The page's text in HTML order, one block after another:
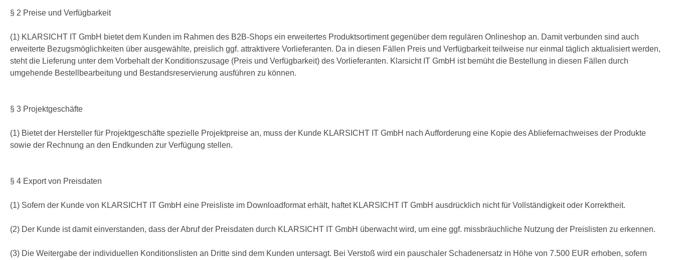
§ 2 Preise und Verfügbarkeit
(1) KLARSICHT IT GmbH bietet dem Kunden im Rahmen des B2B-Shops ein erweitertes Produktsortiment gegenüber dem regulären Onlineshop an. Damit verbunden sind auch
erweiterte Bezugsmöglichkeiten über ausgewählte, preislich ggf. attraktivere Vorlieferanten. Da in diesen Fällen Preis und Verfügbarkeit teilweise nur einmal täglich aktualisiert werden,
steht die Lieferung unter dem Vorbehalt der Konditionszusage (Preis und Verfügbarkeit) des Vorlieferanten. Klarsicht IT GmbH ist bemüht die Bestellung in diesen Fällen durch
umgehende Bestellbearbeitung und Bestandsreservierung ausführen zu können.
§ 3 Projektgeschäfte
(1) Bietet der Hersteller für Projektgeschäfte spezielle Projektpreise an, muss der Kunde KLARSICHT IT GmbH nach Aufforderung eine Kopie des Abliefernachweises der Produkte
sowie der Rechnung an den Endkunden zur Verfügung stellen.
§ 4 Export von Preisdaten
(1) Sofern der Kunde von KLARSICHT IT GmbH eine Preisliste im Downloadformat erhält, haftet KLARSICHT IT GmbH ausdrücklich nicht für Vollständigkeit oder Korrektheit.
(2) Der Kunde ist damit einverstanden, dass der Abruf der Preisdaten durch KLARSICHT IT GmbH überwacht wird, um eine ggf. missbräuchliche Nutzung der Preislisten zu erkennen.
(3) Die Weitergabe der individuellen Konditionslisten an Dritte sind dem Kunden untersagt. Bei Verstoß wird ein pauschaler Schadenersatz in Höhe von 7.500 EUR erhoben, sofern